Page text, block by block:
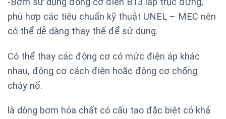
phù hợp các tiêu chuẩn kỹ thuật UNEL – MEC nên
có thể dễ dàng thay thế để sử dụng.
Có thể thay các động cơ có mức điện áp khác
nhau, động cơ cách điện hoặc động cơ chống
cháy nổ.
là dòng bơm hóa chất có cấu tạo đặc biệt có khả